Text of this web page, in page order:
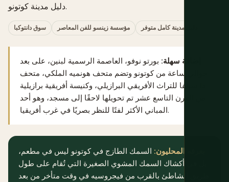
دليل مدينة كوتونو.
سوق دانتوكبا مؤسسة زينسو للفن المعاصر دليل مدينة كامل متوفر
إضافة سهلة: بورتو نوفو، العاصمة الرسمية لبنين، على بعد
حوالي ساعة من كوتونو وتضم متحف هونميه الملكي، متحف
دا سيلفا للتراث الأفريقي البرازيلي، وكنيسة أفريقية برازيلية
من القرن التاسع عشر تم تحويلها لاحقًا إلى مسجد، وهو أحد
المباني الأكثر لفتًا للنظر بصريًا في غرب أفريقيا.
يعرفه المحليون: السمك الطازج في كوتونو ليس في مطعم،
بل في أكشاك السمك المشوي الصغيرة التي تُقام على طول
طريق الشاطئ بالقرب من فيجروسيه في وقت متأخر من بعد